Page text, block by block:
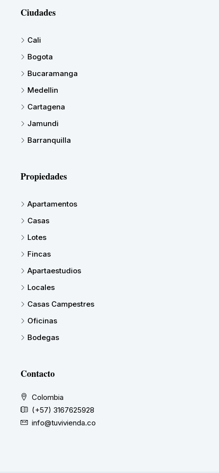
Ciudades
Cali
Bogota
Bucaramanga
Medellin
Cartagena
Jamundi
Barranquilla
Propiedades
Apartamentos
Casas
Lotes
Fincas
Apartaestudios
Locales
Casas Campestres
Oficinas
Bodegas
Contacto
Colombia
(+57) 3167625928
info@tuvivienda.co